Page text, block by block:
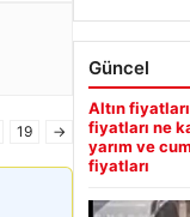
19 →
Güncel
Altın
fiyatları ne
yarım ve
fiyatları